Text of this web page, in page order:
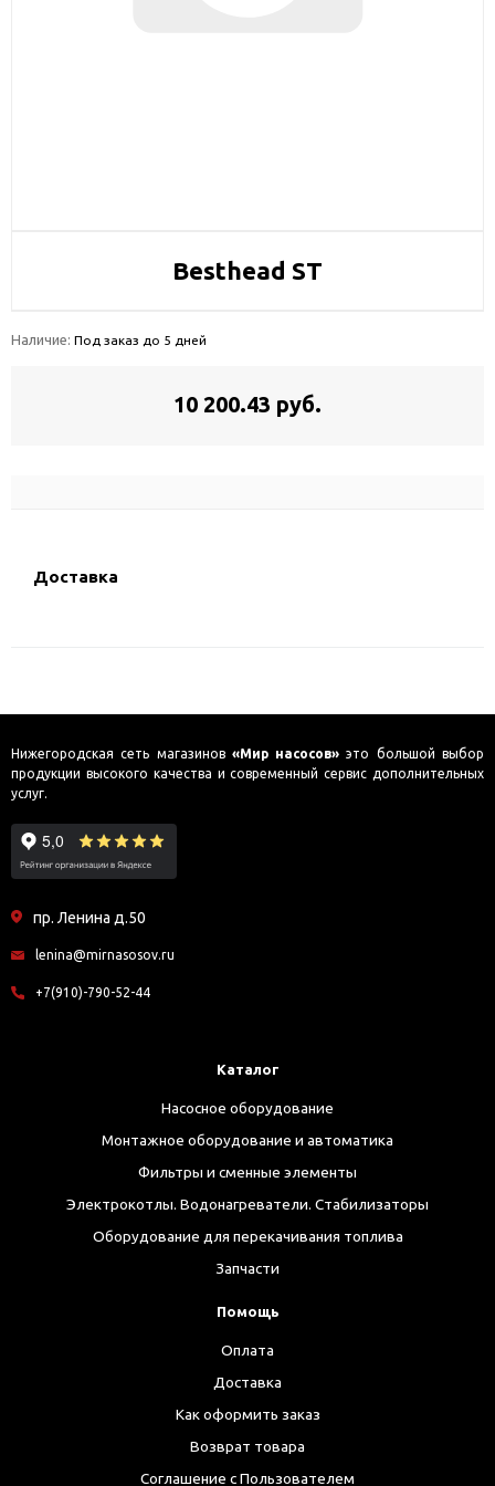
Besthead ST
Наличие: Под заказ до 5 дней
10 200.43 руб.
Доставка
Нижегородская сеть магазинов «Мир насосов» это большой выбор
продукции высокого качества и современный сервис дополнительных
услуг.
пр. Ленина д.50
lenina@mirnasosov.ru
+7(910)-790-52-44
Каталог
Насосное оборудование
Монтажное оборудование и автоматика
Фильтры и сменные элементы
Электрокотлы. Водонагреватели. Стабилизаторы
Оборудование для перекачивания топлива
Запчасти
Помощь
Оплата
Доставка
Как оформить заказ
Возврат товара
Соглашение с Пользователем